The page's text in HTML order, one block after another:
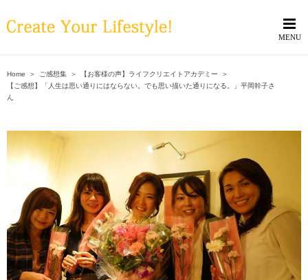
to
Home ＞ ご感想集 ＞ 【お客様の声】ライフクリエイトアカデミー
＞
【ご感想】「人生は思い通りにはならない。でも思い描いた通りになる。」平岡幹子さ
ん